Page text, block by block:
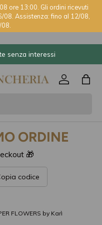
ore 13:00. Gli ordini ricevuti
Assistenza: fino al 12/08,
Trustpilot
Accedi
ORDINE
🎁
codice
FLOWERS by Karì